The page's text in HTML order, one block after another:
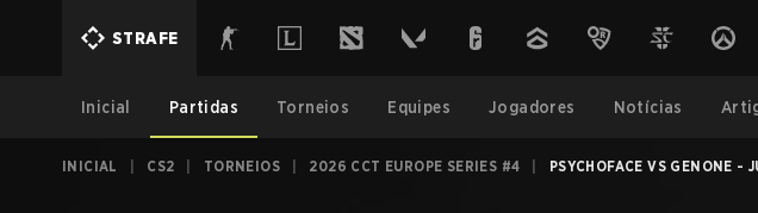
STRAFE
Inicial Partidas Torneios Equipes Jogadores Notícias
INICIAL CS2 TORNEIOS 2026 CCT EUROPE SERIES #4 PSYCHOFACE VS GENONE -